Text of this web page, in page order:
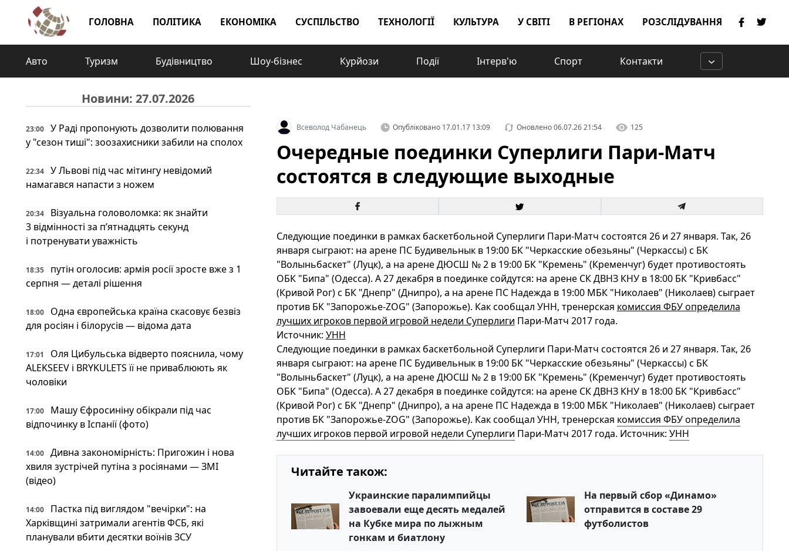
ГОЛОВНА ПОЛІТИКА ЕКОНОМІКА СУСПІЛЬСТВО ТЕХНОЛОГІЇ КУЛЬТУРА У СВІТІ В РЕГІОНАХ РОЗСЛІДУВАННЯ
Авто Туризм Будівництво Шоу-бізнес Курйози Події Інтерв'ю Спорт Контакти
Новини: 27.07.2026
23:00
У Раді пропонують дозволити полювання
у "сезон тиші": зоозахисники забили на сполох
22:34
У Львові під час мітингу невідомий
намагався напасти з ножем
20:34
Візуальна головоломка: як знайти
3 відмінності за п’ятнадцять секунд
і потренувати уважність
18:35
путін оголосив: армія росії зросте вже з 1
серпня — деталі рішення
18:00
Одна європейська країна скасовує безвіз
для росіян і білорусів — відома дата
17:01
Оля Цибульська відверто пояснила, чому
ALEKSEEV і BRYKULETS її не приваблюють як
чоловіки
17:00
Машу Єфросиніну обікрали під час
відпочинку в Іспанії (фото)
14:00
Дивна закономірність: Пригожин і нова
хвиля зустрічей путіна з росіянами — ЗМІ
(відео)
14:00
Пастка під виглядом "вечірки": на
Харківщині затримали агентів ФСБ, які
планували вбити десятки воїнів ЗСУ
Всеволод Чабанець Опубліковано17.01.17 13:09 Оновлено06.07.26 21:54 125
Очередные поединки Суперлиги Пари-Матч
состоятся в следующие выходные
Следующие поединки в рамках баскетбольной Суперлиги Пари-Матч состоятся 26 и 27 января. Так, 26
января сыграют: на арене ПС Будивельнык в 19:00 БК "Черкасские обезьяны" (Черкассы) с БК
"Волыньбаскет" (Луцк), а на арене ДЮСШ № 2 в 19:00 БК "Кремень" (Кременчуг) будет противостоять
OБК "Бипа" (Одесса). А 27 декабря в поединке сойдутся: на арене СК ДВНЗ КНУ в 18:00 БК "Кривбасс"
(Кривой Рог) с БК "Днепр" (Днипрo), а на арене ПС Надежда в 19:00 МБК "Николаев" (Николаев) сыграет
против БК "Запорожье-ZOG" (Запорожье). Как сообщал УНН, тренерская комиссия ФБУ определила
лучших игроков первой игровой недели Суперлиги Пари-Матч 2017 года.
Источник: УНН
Следующие поединки в рамках баскетбольной Суперлиги Пари-Матч состоятся 26 и 27 января. Так, 26
января сыграют: на арене ПС Будивельнык в 19:00 БК "Черкасские обезьяны" (Черкассы) с БК
"Волыньбаскет" (Луцк), а на арене ДЮСШ № 2 в 19:00 БК "Кремень" (Кременчуг) будет противостоять
OБК "Бипа" (Одесса). А 27 декабря в поединке сойдутся: на арене СК ДВНЗ КНУ в 18:00 БК "Кривбасс"
(Кривой Рог) с БК "Днепр" (Днипрo), а на арене ПС Надежда в 19:00 МБК "Николаев" (Николаев) сыграет
против БК "Запорожье-ZOG" (Запорожье). Как сообщал УНН, тренерская комиссия ФБУ определила
лучших игроков первой игровой недели Суперлиги Пари-Матч 2017 года. Источник: УНН
Читайте також:
Украинские паралимпийцы
завоевали еще десять медалей
на Кубке мира по лыжным
гонкам и биатлону
На первый сбор «Динамо»
отправится в составе 29
футболистов